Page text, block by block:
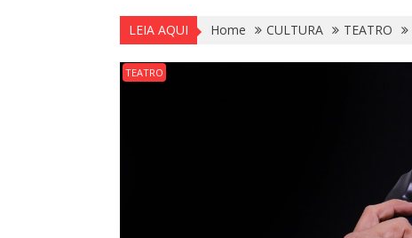
LEIA AQUI Home CULTURA TEATRO
TEATRO